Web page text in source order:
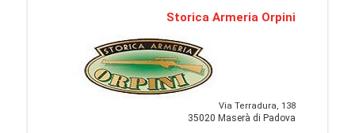
Storica Armeria Orpini
Via Terradura, 138
35020 Maserà di Padova